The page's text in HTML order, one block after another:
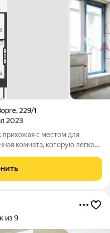
, 229/1
2023
прихожая с местом для
комната, которую легко
правильной формы,
из 9